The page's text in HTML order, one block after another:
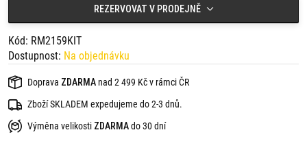
REZERVOVAT V PRODEJNĚ
Kód: RM2159KIT
Dostupnost: Na objednávku
Doprava ZDARMA nad 2 499 Kč v rámci ČR
Zboží SKLADEM expedujeme do 2-3 dnů.
Výměna velikosti ZDARMAdo 30 dní